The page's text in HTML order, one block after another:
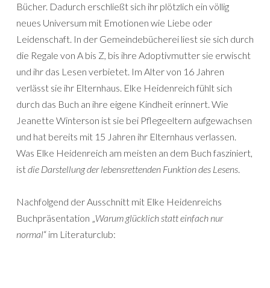
Bücher. Dadurch erschließt sich ihr plötzlich ein völlig
neues Universum mit Emotionen wie Liebe oder
Leidenschaft. In der Gemeindebücherei liest sie sich durch
die Regale von A bis Z, bis ihre Adoptivmutter sie erwischt
und ihr das Lesen verbietet. Im Alter von 16 Jahren
verlässt sie ihr Elternhaus. Elke Heidenreich fühlt sich
durch das Buch an ihre eigene Kindheit erinnert. Wie
Jeanette Winterson ist sie bei Pflegeeltern aufgewachsen
und hat bereits mit 15 Jahren ihr Elternhaus verlassen.
Was Elke Heidenreich am meisten an dem Buch fasziniert,
istdie Darstellung der lebensrettenden Funktion des Lesens.
Nachfolgend der Ausschnitt mit Elke Heidenreichs
Buchpräsentation „Warum glücklich statt einfach nur
normal“ im Literaturclub: